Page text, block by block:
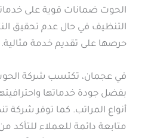
الحوت ضمانات قوية على
التنظيف في حال عدم تحقيق
حرصها على تقديم خدمة مثالية.
في عجمان، تكتسب شركة
بفضل جودة خدماتها
أنواع المراتب. كما توفر
متابعة دائمة للعملاء للتأكد